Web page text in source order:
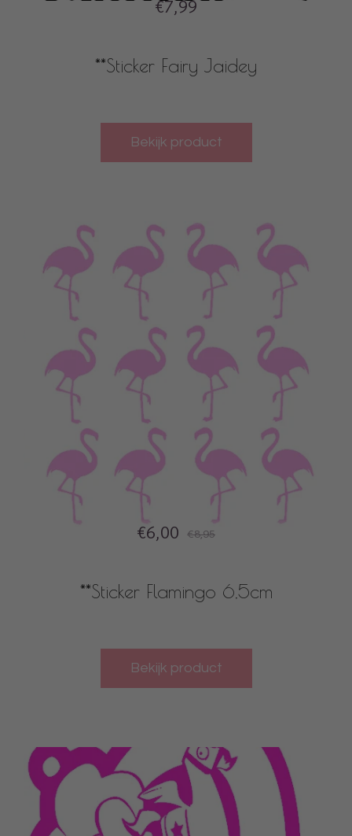
€7,99
**Sticker Fairy Jaidey
Bekijk product
€6,00 €8,95
**Sticker Flamingo 6,5cm
Bekijk product